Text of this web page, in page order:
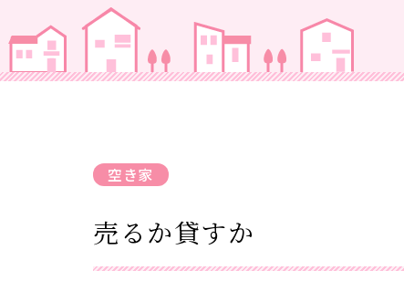
空き家
売るか貸すか